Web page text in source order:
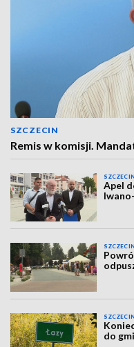
SZCZECIN
Remis w komisji.
SZCZECIN
Apel
SZCZECIN
SZCZECIN
do